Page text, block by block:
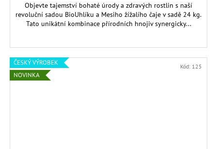
Objevte tajemství bohaté úrody a zdravých rostlin s naší
revoluční sadou BioUhlíku a Mesiho žížalího čaje v sadě 24 kg.
Tato unikátní kombinace přírodních hnojiv synergicky...
ČESKÝ VÝROBEK
NOVINKA
Kód: 125